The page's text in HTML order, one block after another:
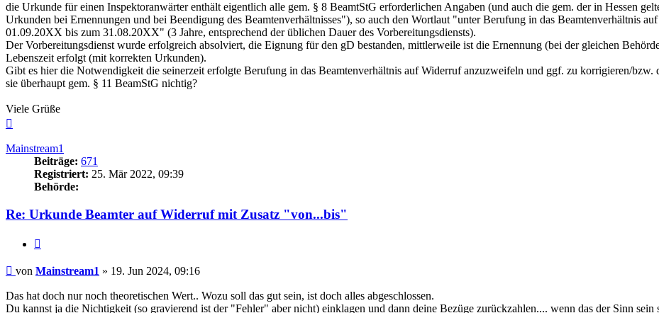
die Urkunde für einen Inspektoranwärter enthält eigentlich alle gem. § 8 BeamtStG erforderlichen Angaben (und auch die gem. der in Hessen
Urkunden bei Ernennungen und bei Beendigung des Beamtenverhältnisses"), so auch den Wortlaut "unter Berufung in das Beamtenverhältnis
01.09.20XX bis zum 31.08.20XX" (3 Jahre, entsprechend der üblichen Dauer des Vorbereitungsdiensts).
Der Vorbereitungsdienst wurde erfolgreich absolviert, die Eignung für den gD bestanden, mittlerweile ist die Ernennung (bei der gleichen
Lebenszeit erfolgt (mit korrekten Urkunden).
Gibt es hier die Notwendigkeit die seinerzeit erfolgte Berufung in das Beamtenverhältnis auf Widerruf anzuzweifeln und ggf. zu korrigieren/bzw.
sie überhaupt gem. § 11 BeamStG nichtig?
Viele Grüße
Mainstream1
Beiträge: 671
Registriert: 25. Mär 2022, 09:39
Behörde:
Re: Urkunde Beamter auf Widerruf mit Zusatz "von...bis"
Beitrag
von Mainstream1 » 19. Jun 2024, 09:16
Das hat doch nur noch theoretischen Wert.. Wozu soll das gut sein, ist doch alles abgeschlossen.
Du kannst ja die Nichtigkeit (so gravierend ist der "Fehler" aber nicht) einklagen und dann deine Bezüge zurückzahlen.... wenn das der Sinn sein